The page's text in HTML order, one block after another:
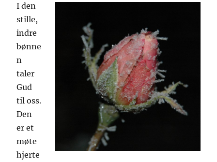
I den
stille,
indre
bønne
n
taler
Gud
til oss.
Den
er et
møte
hjerte